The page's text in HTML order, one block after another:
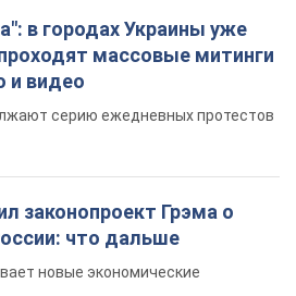
в городах Украины уже
массовые митинги
и видео
серию ежедневных протестов
законопроект Грэма о
что дальше
новые экономические